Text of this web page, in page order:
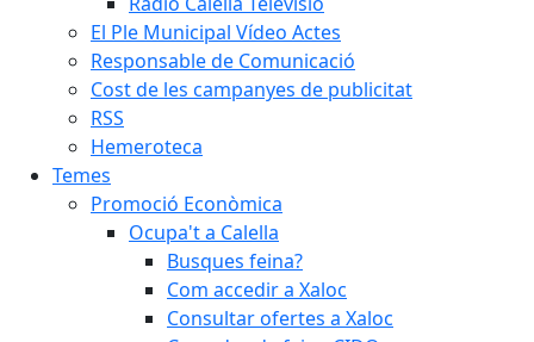
El Ple Municipal Vídeo Actes
Responsable de Comunicació
Cost de les campanyes de publicitat
RSS
Hemeroteca
Temes
Promoció Econòmica
Ocupa't a Calella
Busques feina?
Com accedir a Xaloc
Consultar ofertes a Xaloc